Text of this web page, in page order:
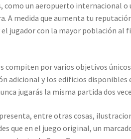
como un aeropuerto internacional o
A medida que aumenta tu
jugador con la mayor población al
compiten por varios objetivos únicos
adicional y los edificios disponibles
jugarás la misma partida dos
entre otras cosas,
que en el juego original, un